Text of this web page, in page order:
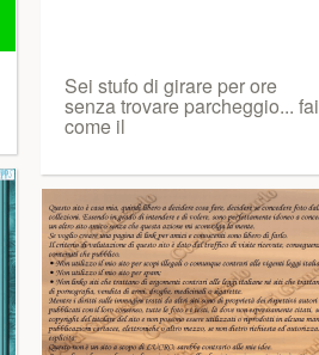
Sei stufo di girare per ore
senza trovare parcheggio... fai
come il